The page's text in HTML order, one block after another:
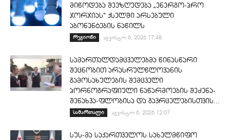
მიწოდება შეეზღუდება „ენერგო-პრო
ჯორჯიას“ ქსელში არსებული
აბონენტების ნაწილს
რეგიონი აგვისტო 6, 2026 17:48
სამართალდამცველებმა წინასწარი
შეცნობით არასრულწლოვანის
გამოსახულების შემცველი
პორნოგრაფიული ნაწარმოების შეძენა-
შენახვა-ფლობისა და გავრცელებისთვის...
სამართალი აგვისტო 6, 2026 12:07
სუს-მა საქართველოს სახელმწიფო